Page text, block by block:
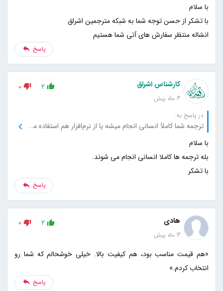
انشاله منتظر سفارش های آتی شما هستیم
پاسخ
کارشناس اشراق
3 ماه پیش
2
0
در پاسخ به:
ترجمه شما کاملاً انسانی انجام میشه یا از نرم‌افزار هم استفاده می‌کنید؟
با تشکر
پاسخ
هادی
3 ماه پیش
2
0
«هم قیمت مناسب بود، هم کیفیت بالا. خیلی خوشحالم که شما رو
انتخاب کردم.»
پاسخ